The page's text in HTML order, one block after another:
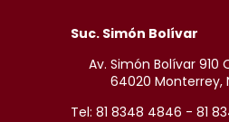
Suc. Simón Bolívar
Av. Simón Bolívar 910
64020 Monterrey,
Tel: 81 8348 4846 - 81